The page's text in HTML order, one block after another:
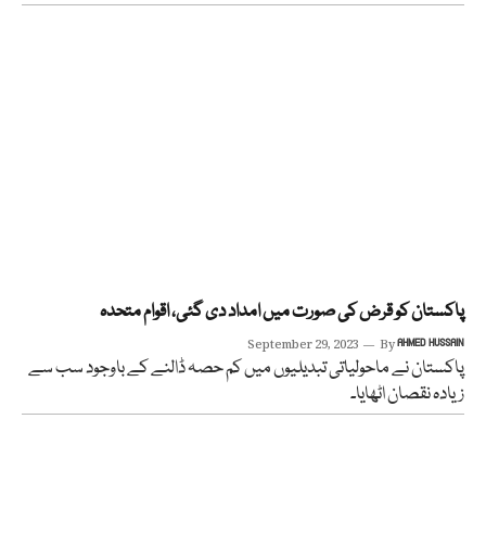
پاکستان کو قرض کی صورت میں امداد دی گئی، اقوام متحدہ
September 29, 2023 ByAHMED HUSSAIN
پاکستان نے ماحولیاتی تبدیلیوں میں کم حصہ ڈالنے کے باوجود سب سے
زیادہ نقصان اٹھایا۔